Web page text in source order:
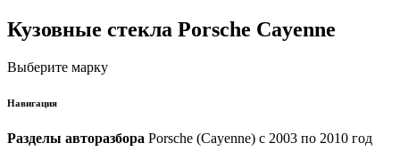
Кузовные стекла Porsche Cayenne
Выберите марку
Навигация
Разделы авторазбора Porsche (Cayenne) с 2003 по 2010 год